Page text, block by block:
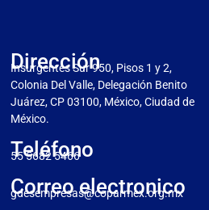
Dirección
Insurgentes Sur 950, Pisos 1 y 2,
Colonia Del Valle, Delegación Benito
Juárez, CP 03100, México, Ciudad de
México.
Teléfono
55 5682 5466
Correo electronico
gdesempresas@coparmex.org.mx